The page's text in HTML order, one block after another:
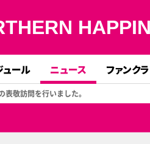
ュール ニュース ファンク
表敬訪問を行いました。